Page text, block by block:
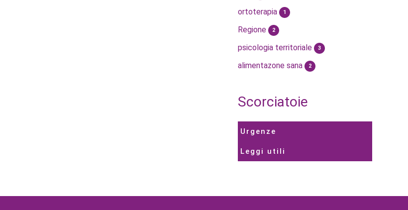
ortoterapia 1
Regione 2
psicologia territoriale 3
alimentazone sana 2
Scorciatoie
Urgenze
Leggi utili